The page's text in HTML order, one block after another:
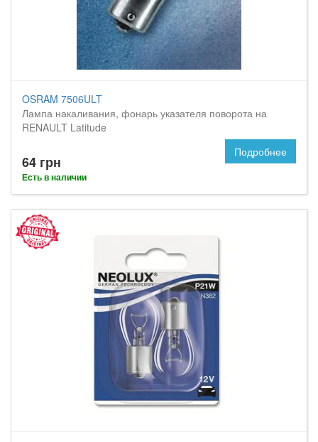
OSRAM 7506ULT
Лампа накаливания, фонарь указателя поворота на
RENAULT Latitude
64 грн
Есть в наличии
Подробнее